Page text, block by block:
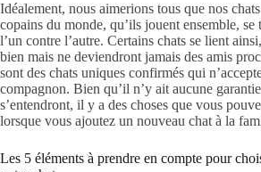
Idéalement, nous aimerions tous que nos
copains du monde, qu’ils jouent ensemble, se
l’un contre l’autre. Certains chats se lient
bien mais ne deviendront jamais des amis
sont des chats uniques confirmés qui
compagnon. Bien qu’il n’y ait aucune
s’entendront, il y a des choses que vous
lorsque vous ajoutez un nouveau chat à la
Les 5 éléments à prendre en compte pour